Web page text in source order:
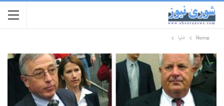
Home دنیا